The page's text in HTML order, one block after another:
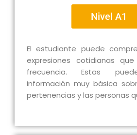
El estudiante puede
expresiones cotidianas
frecuencia. Estas
información muy básica
pertenencias y las personas
Nivel A1